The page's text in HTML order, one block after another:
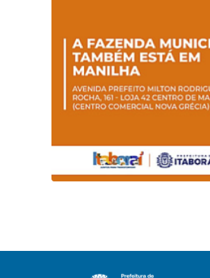
Magalhães Seabra